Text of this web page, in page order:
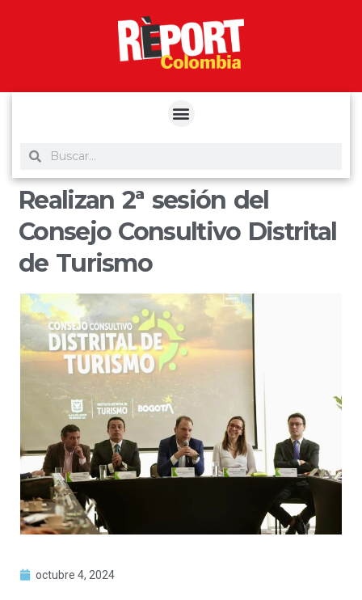
Realizan 2ª sesión del
Consejo Consultivo Distrital
de Turismo
octubre 4, 2024